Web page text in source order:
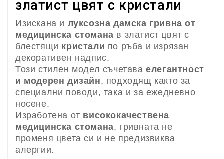
златист цвят с кристали
Изискана и луксозна дамска гривна от
медицинска стомана в златист цвят с
блестящи кристали по ръба и изрязан
декоративен надпис.
Този стилен модел съчетаваелегантност
и модерен дизайн, подходящ както за
специални поводи, така и за ежедневно
носене.
Изработена от висококачествена
медицинска стомана, гривната не
променя цвета си и не предизвиква
алергии.